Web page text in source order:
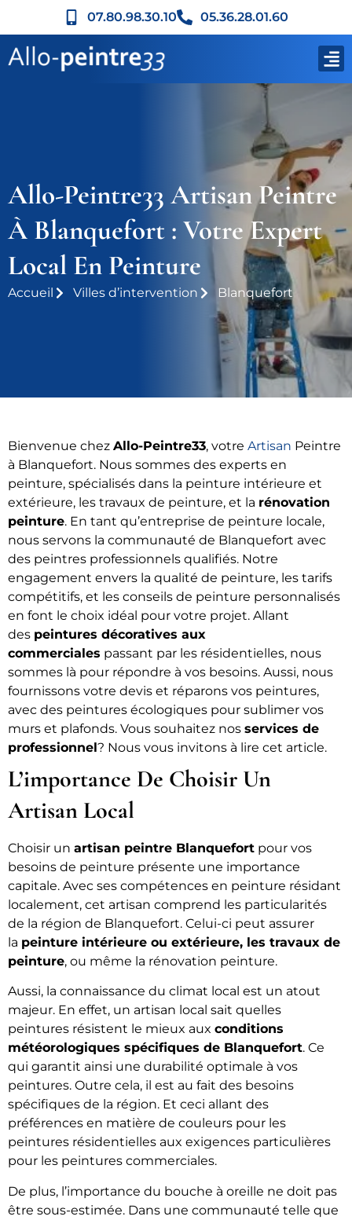
07.80.98.30.10 05.36.28.01.60
Allo-Peintre33 Artisan Peintre
À Blanquefort : Votre Expert
Local En Peinture
Accueil Villes d’intervention Blanquefort
Bienvenue chez Allo-Peintre33, votre Artisan Peintre
à Blanquefort. Nous sommes des experts en
peinture, spécialisés dans la peinture intérieure et
extérieure, les travaux de peinture, et la rénovation
peinture. En tant qu’entreprise de peinture locale,
nous servons la communauté de Blanquefort avec
des peintres professionnels qualifiés. Notre
engagement envers la qualité de peinture, les tarifs
compétitifs, et les conseils de peinture personnalisés
en font le choix idéal pour votre projet. Allant
des peintures décoratives aux
commerciales passant par les résidentielles, nous
sommes là pour répondre à vos besoins. Aussi, nous
fournissons votre devis et réparons vos peintures,
avec des peintures écologiques pour sublimer vos
murs et plafonds. Vous souhaitez nos services de
professionnel? Nous vous invitons à lire cet article.
L’importance De Choisir Un
Artisan Local
Choisir un artisan peintre Blanquefort pour vos
besoins de peinture présente une importance
capitale. Avec ses compétences en peinture résidant
localement, cet artisan comprend les particularités
de la région de Blanquefort. Celui-ci peut assurer
la peinture intérieure ou extérieure, les travaux de
peinture, ou même la rénovation peinture.
Aussi, la connaissance du climat local est un atout
majeur. En effet, un artisan local sait quelles
peintures résistent le mieux aux conditions
météorologiques spécifiques de Blanquefort. Ce
qui garantit ainsi une durabilité optimale à vos
peintures. Outre cela, il est au fait des besoins
spécifiques de la région. Et ceci allant des
préférences en matière de couleurs pour les
peintures résidentielles aux exigences particulières
pour les peintures commerciales.
De plus, l’importance du bouche à oreille ne doit pas
être sous-estimée. Dans une communauté telle que